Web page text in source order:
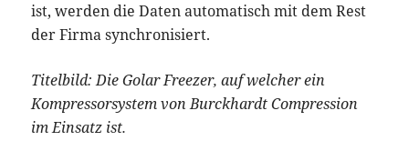
ist, werden die Daten automatisch mit dem Rest
der Firma synchronisiert.
Titelbild: Die Golar Freezer, auf welcher ein
Kompressorsystem von Burckhardt Compression
im Einsatz ist.